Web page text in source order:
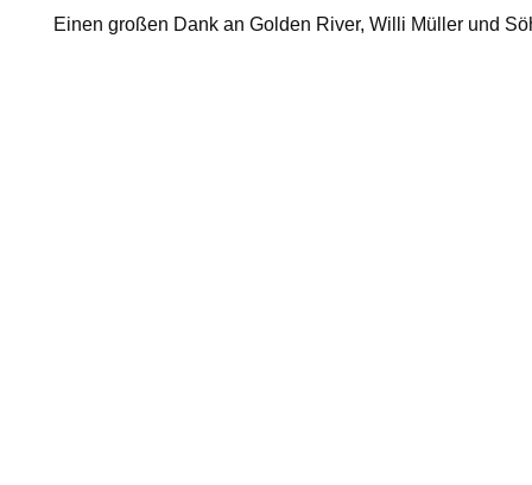
Einen großen Dank an Golden River, Willi Müller und